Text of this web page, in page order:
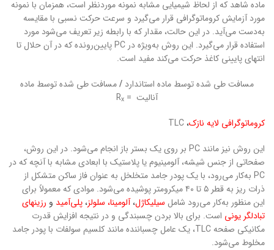
ماده شاهد که از لحاظ شیمیایی مشابه نمونه موردنظر است، هم­زمان با نمونه
مورد آزمایش کروماتوگرافی قرار می‌گیرد و سرعت حرکت نسبی با مقایسه
به‌دست می‌آید. در این حالت، مقدار که با رابطه زیر تعریف می‌شود مورد
استفاده قرار می‌گیرد. این روش به‌ویژه در PC پایین‌رونده که در آن حلال تا
انتهای پایینی کاغذ حرکت می‌کند مفید است.
مسافت طی شده توسط ماده استاندارد /مسافت طی شده توسط ماده
آنالیت = R x
کروماتوگرافی لایه نازک،
این روش نیز مانند PC بر روی یک بستر باز انجام می‌شود. در این روش،
صفحاتی از جنس شیشه، آلومینیوم یا پلاستیک با ابعادی مشابه با آنچه که در
PC به‌کار می‌رود، با یک پودر جامد متخلخل به عنوان فاز ساکن متشکل از
ذرات ریز به قطر ۵ تا ۴۰ میکرومتر پوشیده می‌شود. موادی که معمولاً برای
این ‌منظور به‌کار می‌رود شامل سیلیکاژل،آلومینا، سلولز،پلی‌آمید و رزین­های
تبادلگر یونی است. برای بالا بردن چسبندگی و در نتیجه افزایش قدرت
مکانیکی صفحه TLC، یک عامل‌ چسباننده مانند کلسیم سولفات با پودر جامد
مخلوط می‌شود.